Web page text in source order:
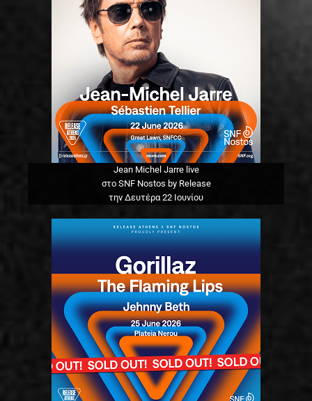
Jean Michel Jarre live
στο SNF Nostos by Release
την Δευτέρα 22 Ιουνίου